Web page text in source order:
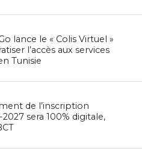
lance le « Colis Virtuel »
l’accès aux services
Tunisie
de l’inscription
sera 100% digitale,